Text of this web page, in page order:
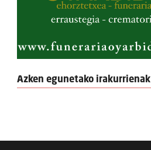
Azken egunetako irakurrienak